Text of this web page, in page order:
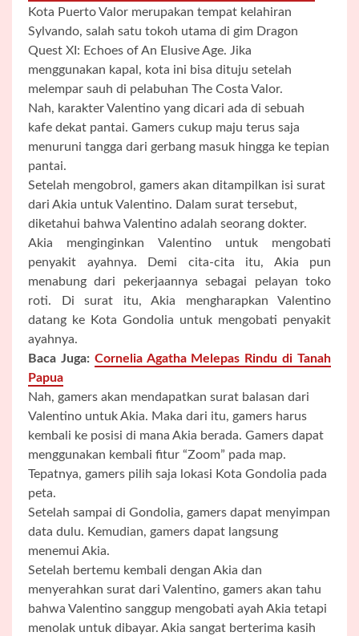
Kota Puerto Valor merupakan tempat kelahiran
Sylvando, salah satu tokoh utama di gim Dragon
Quest XI: Echoes of An Elusive Age. Jika
menggunakan kapal, kota ini bisa dituju setelah
melempar sauh di pelabuhan The Costa Valor.
Nah, karakter Valentino yang dicari ada di sebuah
kafe dekat pantai. Gamers cukup maju terus saja
menuruni tangga dari gerbang masuk hingga ke tepian
pantai.
Setelah mengobrol, gamers akan ditampilkan isi surat
dari Akia untuk Valentino. Dalam surat tersebut,
diketahui bahwa Valentino adalah seorang dokter.
Akia menginginkan Valentino untuk mengobati
penyakit ayahnya. Demi cita-cita itu, Akia pun
menabung dari pekerjaannya sebagai pelayan toko
roti. Di surat itu, Akia mengharapkan Valentino
datang ke Kota Gondolia untuk mengobati penyakit
ayahnya.
Baca Juga: Cornelia Agatha Melepas Rindu di Tanah
Papua
Nah, gamers akan mendapatkan surat balasan dari
Valentino untuk Akia. Maka dari itu, gamers harus
kembali ke posisi di mana Akia berada. Gamers dapat
menggunakan kembali fitur “Zoom” pada map.
Tepatnya, gamers pilih saja lokasi Kota Gondolia pada
peta.
Setelah sampai di Gondolia, gamers dapat menyimpan
data dulu. Kemudian, gamers dapat langsung
menemui Akia.
Setelah bertemu kembali dengan Akia dan
menyerahkan surat dari Valentino, gamers akan tahu
bahwa Valentino sanggup mengobati ayah Akia tetapi
menolak untuk dibayar. Akia sangat berterima kasih